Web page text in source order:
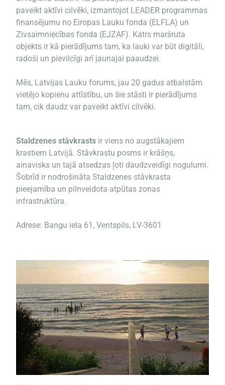
paveikt aktīvi cilvēki, izmantojot LEADER programmas
finansējumu no Eiropas Lauku fonda (ELFLA) un
Zivsaimniecības fonda (EJZAF). Katrs maršruta
objekts ir kā pierādījums tam, ka lauki var būt digitāli,
radoši un pievilcīgi arī jaunajai paaudzei.
Mēs, Latvijas Lauku forums, jau 20 gadus atbalstām
vietējo kopienu attīstību, un šie stāsti ir pierādījums
tam, cik daudz var paveikt aktīvi cilvēki.
Staldzenes stāvkrasts ir viens no augstākajiem
krastiem Latvijā. Stāvkrastu posms ir krāšņs,
ainavisks un tajā atsedzas ļoti daudzveidīgi nogulumi.
Šobrīd ir nodrošināta Staldzenes stāvkrasta
pieejamība un pilnveidota atpūtas zonas
infrastruktūra.
Adrese: Bangu iela 61, Ventspils, LV-3601